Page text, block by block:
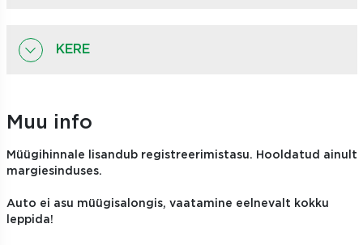
KERE
Muu info
Müügihinnale lisandub registreerimistasu. Hooldatud ainult
margiesinduses.
Auto ei asu müügisalongis, vaatamine eelnevalt kokku
leppida!